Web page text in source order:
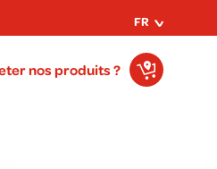
FR
nos produits ?